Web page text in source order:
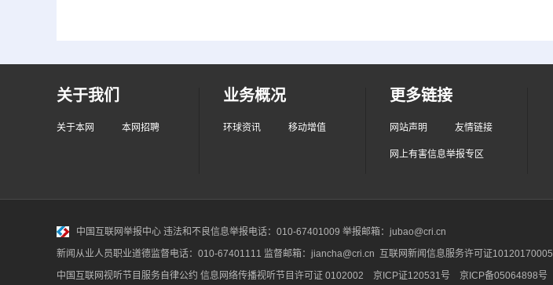
关于我们
关于本网 本网招聘
业务概况
环球资讯 移动增值
更多链接
网站声明 友情链接
网上有害信息举报专区
中国互联网举报中心 违法和不良信息举报电话：010-67401009 举报邮箱：jubao@cri.cn
新闻从业人员职业道德监督电话：010-67401111 监督邮箱：jiancha@cri.cn 互联网新闻信息服务许可证10120170005
中国互联网视听节目服务自律公约 信息网络传播视听节目许可证 0102002 京ICP证120531号 京ICP备05064898号